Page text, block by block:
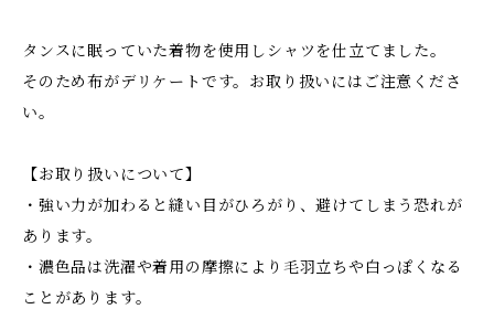
タンスに眠っていた着物を使用しシャツを仕立てました。
そのため布がデリケートです。お取り扱いにはご注意くださ
い。
【お取り扱いについて】
・強い力が加わると縫い目がひろがり、避けてしまう恐れが
あります。
・濃色品は洗濯や着用の摩擦により毛羽立ちや白っぽくなる
ことがあります。